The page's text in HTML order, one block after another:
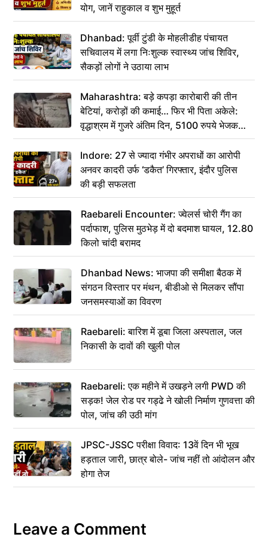
योग, जानें राहुकाल व शुभ मुहूर्त
Dhanbad: पूर्वी टुंडी के मोहलीडीह पंचायत
सचिवालय में लगा निःशुल्क स्वास्थ्य जांच शिविर,
सैकड़ों लोगों ने उठाया लाभ
Maharashtra: बड़े कपड़ा कारोबारी की तीन
बेटियां, करोड़ों की कमाई… फिर भी पिता अकेले:
वृद्धाश्रम में गुजरे अंतिम दिन, 5100 रुपये भेजकर
कहा– अंतिम संस्कार कर दीजिए हम नहीं आ पाएंगे
Indore: 27 से ज्यादा गंभीर अपराधों का आरोपी
अनवर कादरी उर्फ ‘डकैत’ गिरफ्तार, इंदौर पुलिस
की बड़ी सफलता
Raebareli Encounter: ज्वेलर्स चोरी गैंग का
पर्दाफाश, पुलिस मुठभेड़ में दो बदमाश घायल, 12.80
किलो चांदी बरामद
Dhanbad News: भाजपा की समीक्षा बैठक में
संगठन विस्तार पर मंथन, बीडीओ से मिलकर सौंपा
जनसमस्याओं का विवरण
Raebareli: बारिश में डूबा जिला अस्पताल, जल
निकासी के दावों की खुली पोल
Raebareli: एक महीने में उखड़ने लगी PWD की
सड़क! जेल रोड पर गड्ढे ने खोली निर्माण गुणवत्ता की
पोल, जांच की उठी मांग
JPSC-JSSC परीक्षा विवाद: 13वें दिन भी भूख
हड़ताल जारी, छात्र बोले- जांच नहीं तो आंदोलन और
होगा तेज
Leave a Comment